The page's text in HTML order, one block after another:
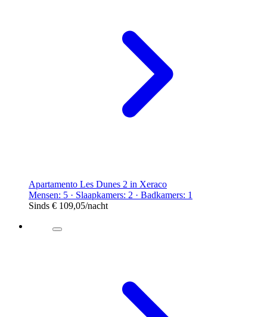
Apartamento Les Dunes 2 in Xeraco
Mensen: 5 · Slaapkamers: 2 · Badkamers: 1
Sinds € 109,05/nacht